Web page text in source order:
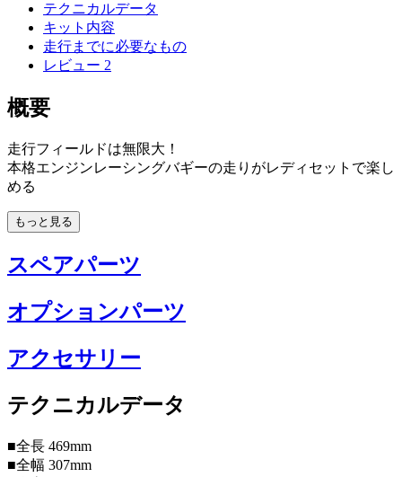
テクニカルデータ
キット内容
走行までに必要なもの
レビュー 2
概要
走行フィールドは無限大！
本格エンジンレーシングバギーの走りがレディセットで楽し
める
もっと見る
スペアパーツ
オプションパーツ
アクセサリー
テクニカルデータ
■全長 469mm
■全幅 307mm